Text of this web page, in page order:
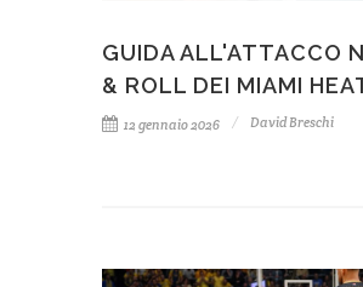
GUIDA ALL'ATTACCO
& ROLL DEI MIAMI
12 gennaio 2026 David Breschi